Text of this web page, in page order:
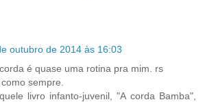
outubro de 2014 às 16:03
é quase uma rotina pra mim. rs
sempre.
livro infanto-juvenil, "A corda Bamba",